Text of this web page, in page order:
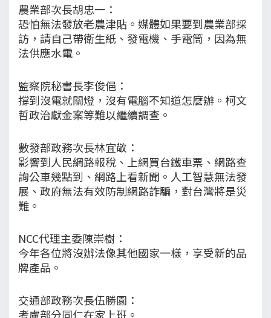
農業部次長胡忠一：
恐怕無法發放老農津貼。媒體如果要到農業部採
訪，請自己帶衛生紙、發電機、手電筒，因為無
法供應水電。
監察院秘書長李俊俋：
撐到沒電就關燈，沒有電腦不知道怎麼辦。柯文
哲政治獻金案等難以繼續調查。
數發部政務次長林宜敬：
影響到人民網路報稅、上網買台鐵車票、網路查
詢公車幾點到、網路上看新聞。人工智慧無法發
展、政府無法有效防制網路詐騙，對台灣將是災
難。
NCC代理主委陳崇樹：
今年各位將沒辦法像其他國家一樣，享受新的品
牌產品。
交通部政務次長伍勝園：
考慮部分同仁在家上班。